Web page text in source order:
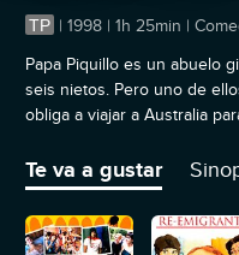
TP | 1998 | 1h 25min |
Papa Piquillo es un abuelo
seis nietos. Pero uno de
obliga a viajar a Australia
Te va a gustar